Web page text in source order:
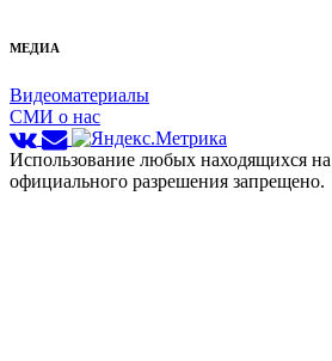
МЕДИА
Видеоматериалы
СМИ о нас
Использование любых находящихся на
официального разрешения запрещено.